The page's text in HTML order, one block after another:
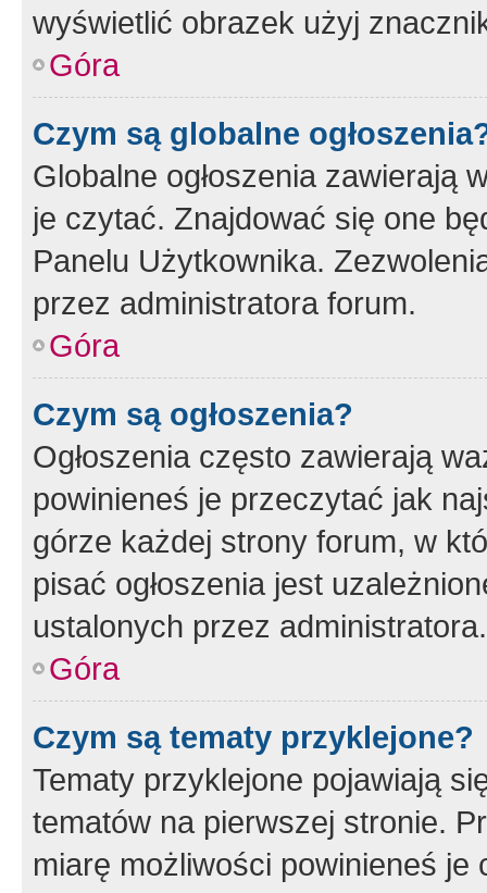
wyświetlić obrazek użyj
Góra
Czym są globalne
Globalne ogłoszenia zawierają
je czytać. Znajdować się one
Panelu Użytkownika.
przez administratora forum.
Góra
Czym są ogłoszenia?
Ogłoszenia często zawierają
powinieneś je przeczytać jak
górze każdej strony forum, w
pisać ogłoszenia jest
ustalonych przez administratora.
Góra
Czym są tematy przyklejone?
Tematy przyklejone pojawiają
tematów na pierwszej stronie.
miarę możliwości powinieneś je